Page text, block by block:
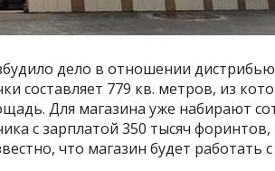
дело в отношении
составляет 779 кв. метров, из
Для магазина уже набирают
с зарплатой 350 тысяч
что магазин будет работать